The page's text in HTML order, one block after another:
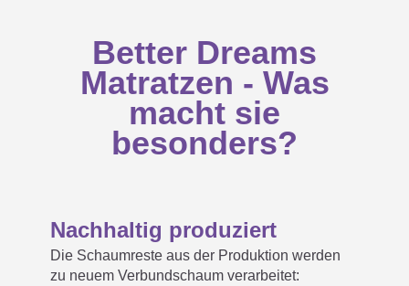
Better Dreams
Matratzen - Was
macht sie
besonders?
Nachhaltig produziert
Die Schaumreste aus der Produktion werden
zu neuem Verbundschaum verarbeitet: